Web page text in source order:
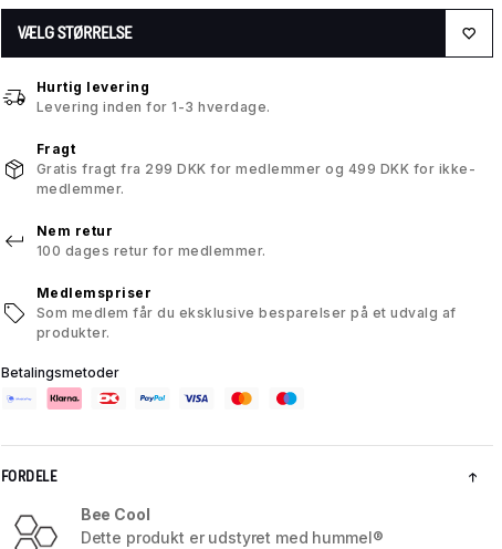
VÆLG STØRRELSE
Hurtig levering
Levering inden for 1-3 hverdage.
Fragt
Gratis fragt fra 299 DKK for medlemmer og 499 DKK for ikke-
medlemmer.
Nem retur
100 dages retur for medlemmer.
Medlemspriser
Som medlem får du eksklusive besparelser på et udvalg af
produkter.
Betalingsmetoder
FORDELE
Bee Cool
Dette produkt er udstyret med hummel®